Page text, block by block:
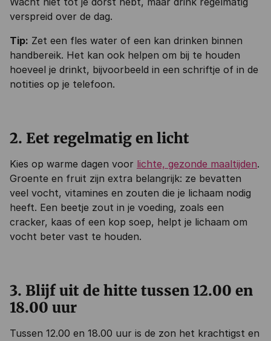
verspreid over de dag.
Tip: Zet een fles water of een kan drinken binnen
handbereik. Het kan ook helpen om bij te houden
hoeveel je drinkt, bijvoorbeeld in een schriftje of in de
notities op je telefoon.
2. Eet regelmatig en licht
Kies op warme dagen voor lichte, gezonde maaltijden.
Groente en fruit zijn extra belangrijk: ze bevatten
veel vocht, vitamines en zouten die je lichaam nodig
heeft. Een beetje zout in je voeding, zoals een
cracker, kaas of een kop soep, helpt je lichaam om
vocht beter vast te houden.
3. Blijf uit de hitte tussen 12.00 en
18.00 uur
Tussen 12.00 en 18.00 uur is de zon het krachtigst en